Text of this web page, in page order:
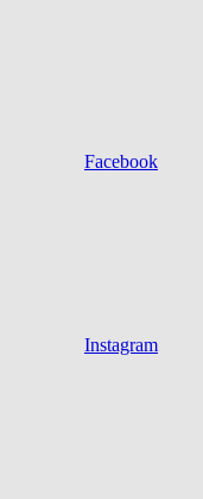
Facebook
Instagram